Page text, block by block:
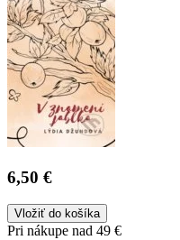
6,50 €
Vložiť do košíka
Pri nákupe nad 49 €